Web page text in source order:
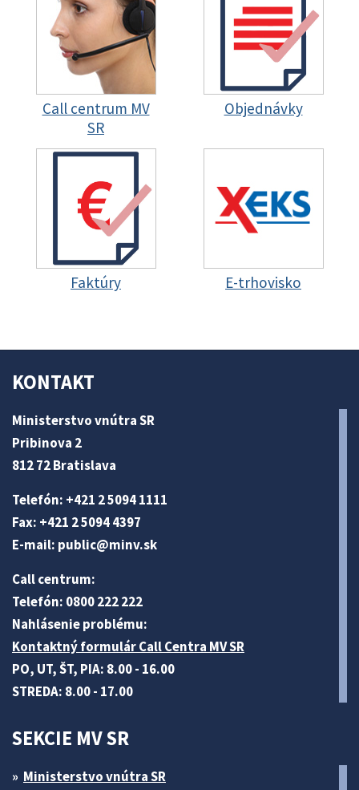
Call centrum MV
SR
Objednávky
Faktúry E-trhovisko
KONTAKT
Ministerstvo vnútra SR
Pribinova 2
812 72 Bratislava
Telefón: +421 2 5094 1111
Fax: +421 2 5094 4397
E-mail: public@minv.sk
Call centrum:
Telefón: 0800 222 222
Nahlásenie problému:
Kontaktný formulár Call Centra MV SR
PO, UT, ŠT, PIA: 8.00 - 16.00
STREDA: 8.00 - 17.00
SEKCIE MV SR
Ministerstvo vnútra SR